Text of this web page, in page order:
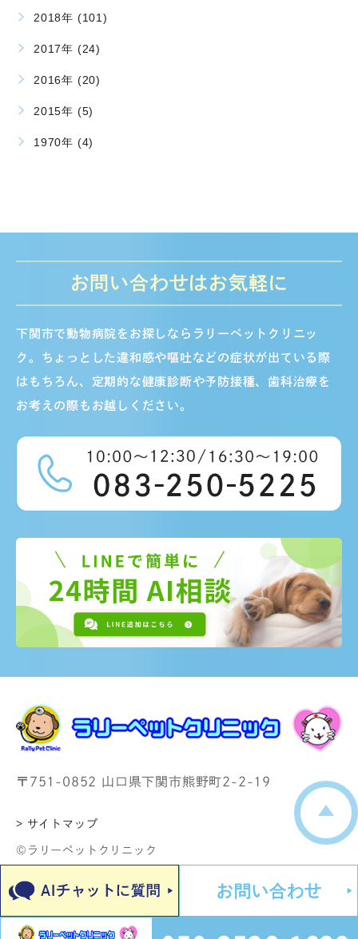
2018年 (101)
2017年 (24)
2016年 (20)
2015年 (5)
1970年 (4)
お問い合わせはお気軽に
下関市で動物病院をお探しならラリーペットクリニッ
ク。ちょっとした違和感や嘔吐などの症状が出ている際
はもちろん、定期的な健康診断や予防接種、歯科治療を
お考えの際もお越しください。
〒751-0852 山口県下関市熊野町2-2-19
> サイトマップ
©ラリーペットクリニック